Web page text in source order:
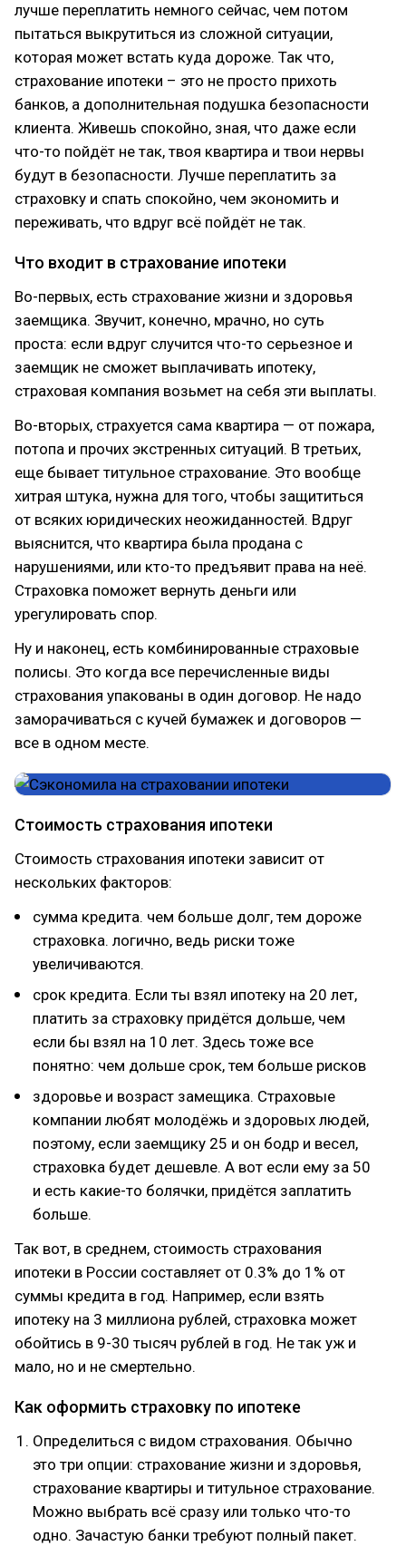
лучше переплатить немного сейчас, чем потом
пытаться выкрутиться из сложной ситуации,
которая может встать куда дороже. Так что,
страхование ипотеки – это не просто прихоть
банков, а дополнительная подушка безопасности
клиента. Живешь спокойно, зная, что даже если
что-то пойдёт не так, твоя квартира и твои нервы
будут в безопасности. Лучше переплатить за
страховку и спать спокойно, чем экономить и
переживать, что вдруг всё пойдёт не так.
Что входит в страхование ипотеки
Во-первых, есть страхование жизни и здоровья
заемщика. Звучит, конечно, мрачно, но суть
проста: если вдруг случится что-то серьезное и
заемщик не сможет выплачивать ипотеку,
страховая компания возьмет на себя эти выплаты.
Во-вторых, страхуется сама квартира — от пожара,
потопа и прочих экстренных ситуаций. В третьих,
еще бывает титульное страхование. Это вообще
хитрая штука, нужна для того, чтобы защититься
от всяких юридических неожиданностей. Вдруг
выяснится, что квартира была продана с
нарушениями, или кто-то предъявит права на неё.
Страховка поможет вернуть деньги или
урегулировать спор.
Ну и наконец, есть комбинированные страховые
полисы. Это когда все перечисленные виды
страхования упакованы в один договор. Не надо
заморачиваться с кучей бумажек и договоров —
все в одном месте.
Стоимость страхования ипотеки
Стоимость страхования ипотеки зависит от
нескольких факторов:
сумма кредита. чем больше долг, тем дороже
страховка. логично, ведь риски тоже
увеличиваются.
срок кредита. Если ты взял ипотеку на 20 лет,
платить за страховку придётся дольше, чем
если бы взял на 10 лет. Здесь тоже все
понятно: чем дольше срок, тем больше рисков
здоровье и возраст замещика. Страховые
компании любят молодёжь и здоровых людей,
поэтому, если заемщику 25 и он бодр и весел,
страховка будет дешевле. А вот если ему за 50
и есть какие-то болячки, придётся заплатить
больше.
Так вот, в среднем, стоимость страхования
ипотеки в России составляет от 0.3% до 1% от
суммы кредита в год. Например, если взять
ипотеку на 3 миллиона рублей, страховка может
обойтись в 9-30 тысяч рублей в год. Не так уж и
мало, но и не смертельно.
Как оформить страховку по ипотеке
Определиться с видом страхования. Обычно
это три опции: страхование жизни и здоровья,
страхование квартиры и титульное страхование.
Можно выбрать всё сразу или только что-то
одно. Зачастую банки требуют полный пакет.